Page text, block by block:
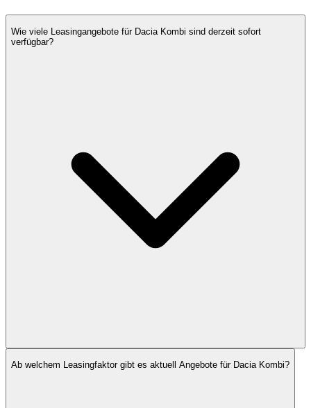
Wie viele Leasingangebote für Dacia Kombi sind derzeit sofort
verfügbar?
Ab welchem Leasingfaktor gibt es aktuell Angebote für Dacia Kombi?